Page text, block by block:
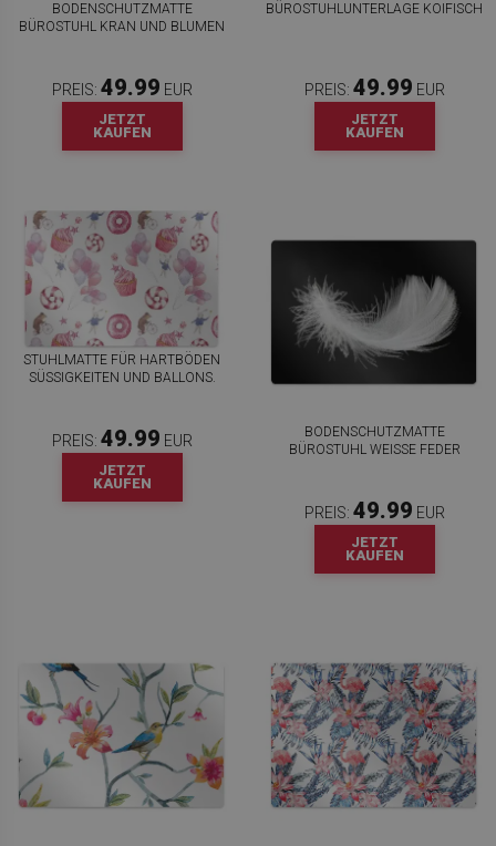
BODENSCHUTZMATTE
BÜROSTUHL KRAN UND BLUMEN
PREIS: 49.99 EUR
JETZT
KAUFEN
BÜROSTUHLUNTERLAGE KOIFISCH
PREIS: 49.99 EUR
JETZT
KAUFEN
STUHLMATTE FÜR HARTBÖDEN
SÜSSIGKEITEN UND BALLONS.
PREIS: 49.99 EUR
JETZT
KAUFEN
BODENSCHUTZMATTE
BÜROSTUHL WEISSE FEDER
PREIS: 49.99 EUR
JETZT
KAUFEN